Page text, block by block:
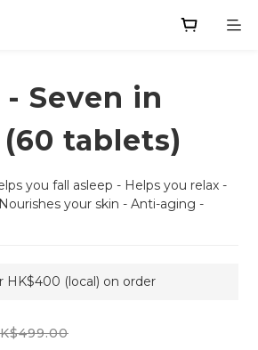
- Seven in
tablets)
you fall asleep - Helps you relax -
your skin - Anti-aging -
HK$400 (local) on order